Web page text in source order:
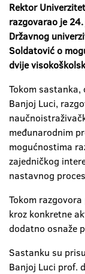
Rektor
razgovarao je
Državnog
Soldatović o
dvije
Tokom
Banjoj Luci,
međunarodnim
mogućnostima
zajedničkog
nastavnog
Tokom
kroz konkretne
dodatno osnaže
Sastanku su
Banjoj Luci prof.